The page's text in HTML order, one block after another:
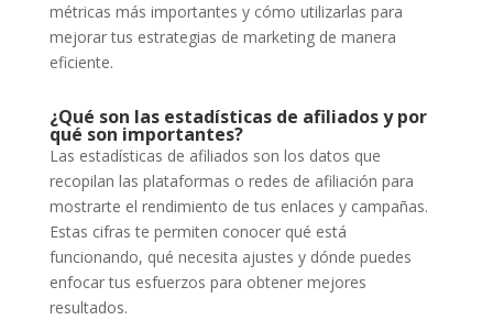
métricas más importantes y cómo utilizarlas para
mejorar tus estrategias de marketing de manera
eficiente.
¿Qué son las estadísticas de afiliados y por
qué son importantes?
Las estadísticas de afiliados son los datos que
recopilan las plataformas o redes de afiliación para
mostrarte el rendimiento de tus enlaces y campañas.
Estas cifras te permiten conocer qué está
funcionando, qué necesita ajustes y dónde puedes
enfocar tus esfuerzos para obtener mejores
resultados.